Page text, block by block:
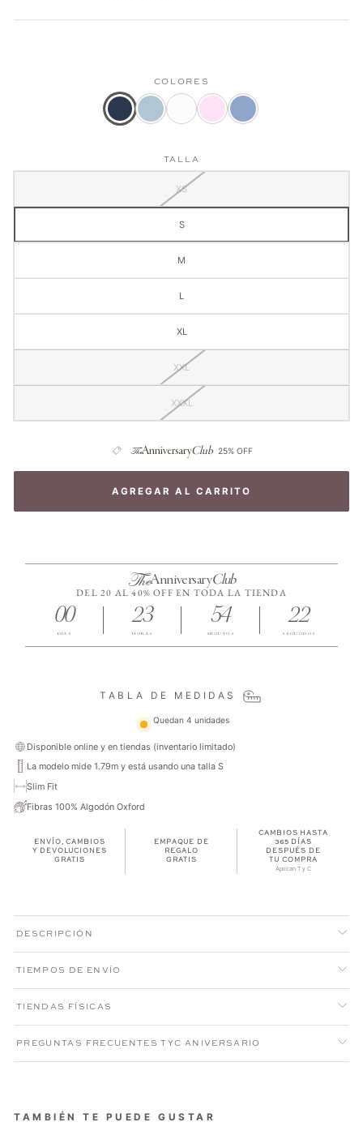
COLORES
Color
Oxford
Azul
Camisa
Azul
Camisa
Blanca
Camisa
Rosada
Camisa
Azul
TALLA
XS
S
M
L
XL
XXL
XXXL
TheAnniversaryClub25% OFF
AGREGAR AL CARRITO
TheAnniversaryClub
DEL 20 AL 40% OFF EN TODA LA TIENDA
00
DÍAS
23
HORAS
54
MINUTOS
21
SEGUNDOS
TABLA DE MEDIDAS
Quedan 4 unidades
Disponible online y en tiendas (inventario limitado)
La modelo mide 1.79m y está usando una talla S
Slim Fit
Fibras 100% Algodón Oxford
ENVÍO, CAMBIOS
Y DEVOLUCIONES
GRATIS
EMPAQUE DE
REGALO
GRATIS
CAMBIOS HASTA
365 DÍAS
DESPUÉS DE
TU COMPRA
Aplican T y C
DESCRIPCIÓN
TIEMPOS DE ENVÍO
TIENDAS FÍSICAS
PREGUNTAS FRECUENTES TYC ANIVERSARIO
TAMBIÉN TE PUEDE GUSTAR